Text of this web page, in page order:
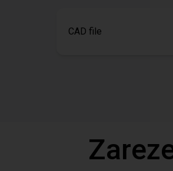
CAD file